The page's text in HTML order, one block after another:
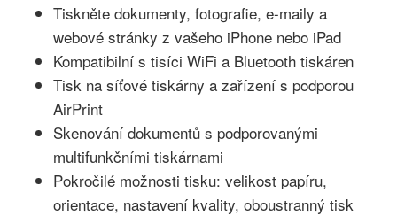
Tiskněte dokumenty, fotografie, e-maily a
webové stránky z vašeho iPhone nebo iPad
Kompatibilní s tisíci WiFi a Bluetooth tiskáren
Tisk na síťové tiskárny a zařízení s podporou
AirPrint
Skenování dokumentů s podporovanými
multifunkčními tiskárnami
Pokročilé možnosti tisku: velikost papíru,
orientace, nastavení kvality, oboustranný tisk